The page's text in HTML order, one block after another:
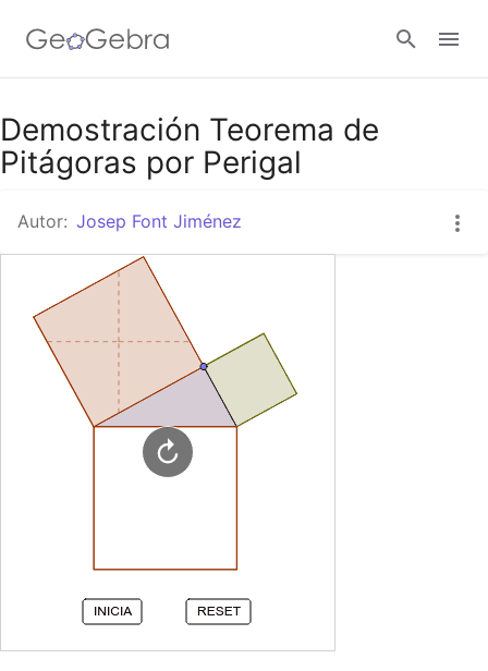
Google Classroom
Demostración Teorema de
Pitágoras por Perigal
Autor: Josep Font Jiménez